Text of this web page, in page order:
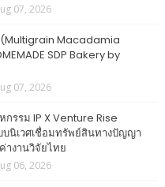
07, 2026
Macadamia
SDP Bakery by
07, 2026
รรม IP X Venture Rise
บนิเวศเชื่อมทรัพย์สินทางปัญญา
งานวิจัยไทย
06, 2026